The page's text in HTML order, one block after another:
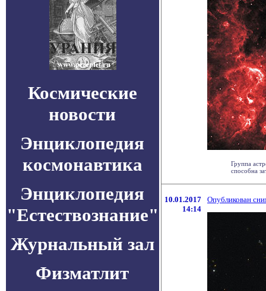
Космические
новости
Энциклопедия
космонавтика
Энциклопедия
"Естествознание"
Журнальный зал
Физматлит
Группа
способна
10.01.2017
14:14
Опубликован